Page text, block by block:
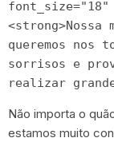
Não importa o
estamos muito